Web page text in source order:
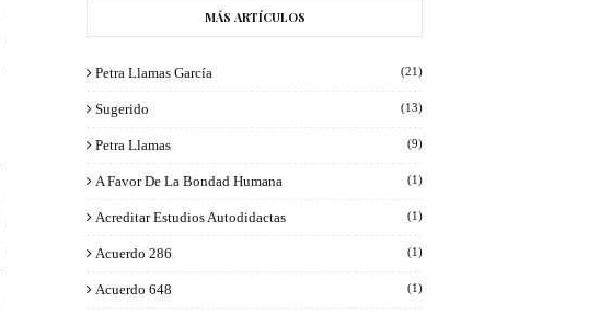
MÁS ARTÍCULOS
Petra Llamas García (21)
Sugerido (13)
Petra Llamas (9)
A Favor De La Bondad Humana (1)
Acreditar Estudios Autodidactas (1)
Acuerdo 286 (1)
Acuerdo 648 (1)